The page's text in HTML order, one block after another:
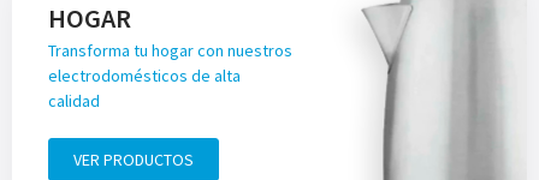
HOGAR
Transforma tu hogar con nuestros
electrodomésticos de alta
calidad
VER PRODUCTOS